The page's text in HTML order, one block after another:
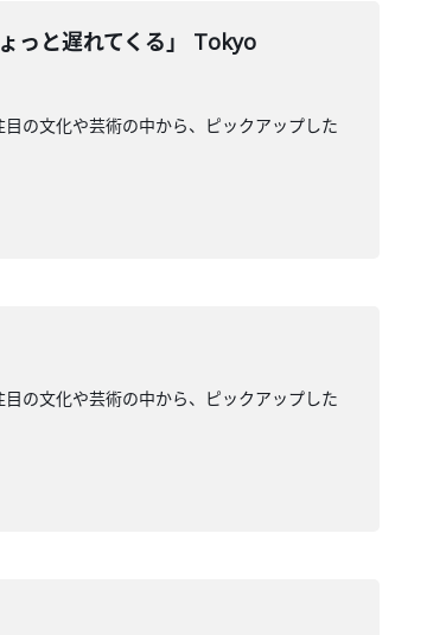
っと遅れてくる」 Tokyo
の文化や芸術の中から、ピックアップした
の文化や芸術の中から、ピックアップした